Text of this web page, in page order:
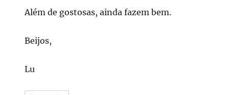
Além de gostosas, ainda fazem bem.
Beijos,
Lu